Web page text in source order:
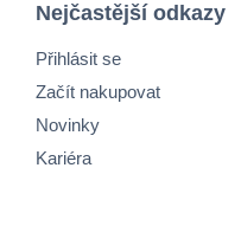
Nejčastější odkazy
Přihlásit se
Začít nakupovat
Novinky
Kariéra